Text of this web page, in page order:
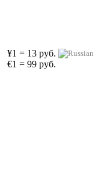
¥1 = 13 руб.
€1 = 99 руб.